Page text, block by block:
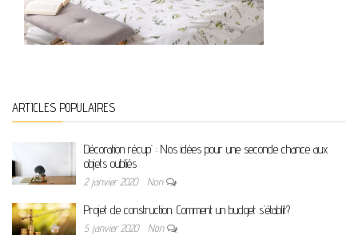
ARTICLES POPULAIRES
Décoration récup’ : Nos idées pour une seconde chance aux
objets oubliés
2 janvier 2020 Non
Projet de construction: Comment un budget s’établit?
5 janvier 2020 Non